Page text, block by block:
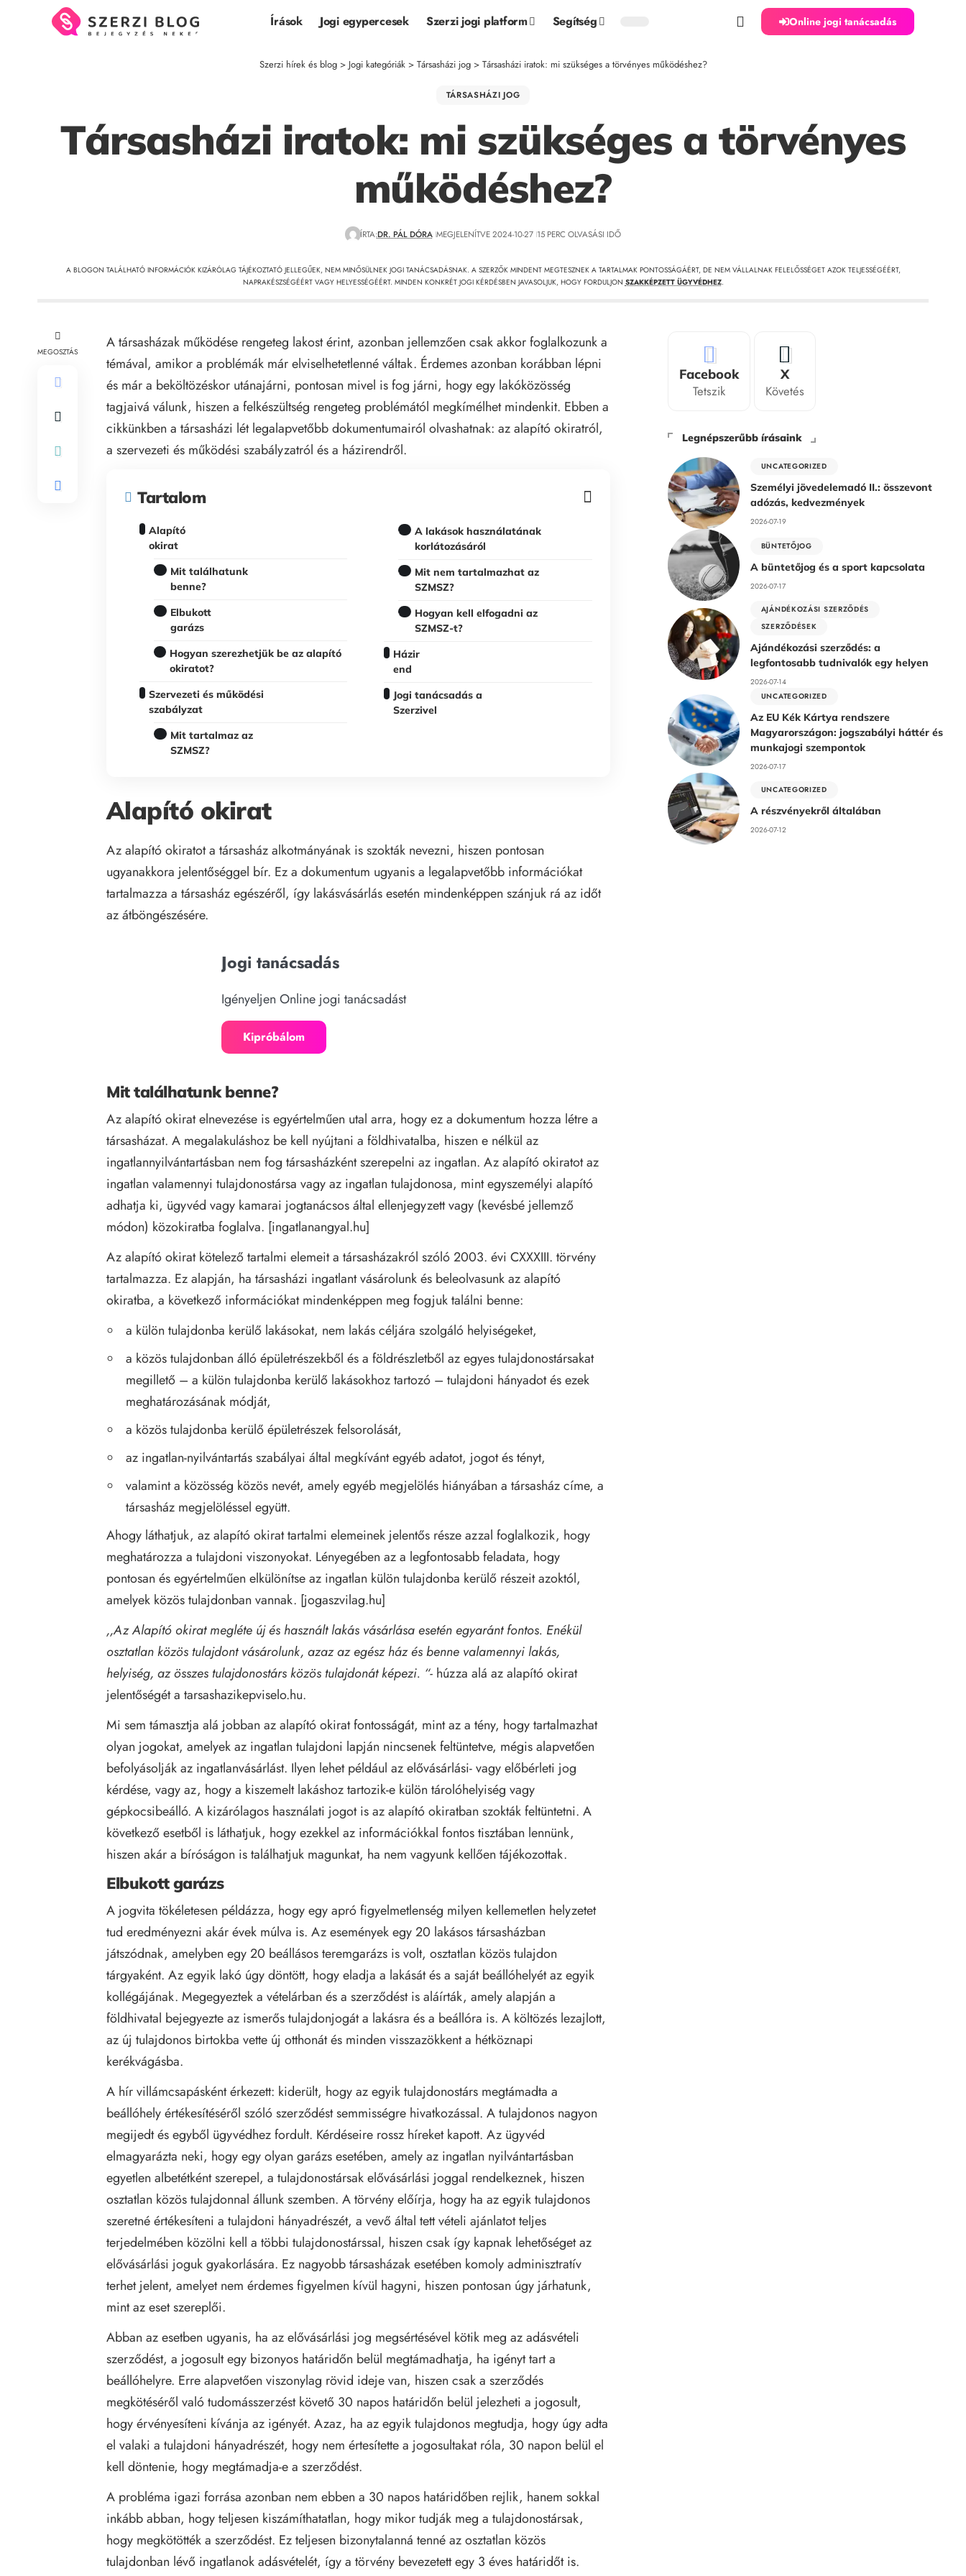
Írások Jogi egypercesek Szerzi jogi platform Segítség Online jogi tanácsadás
Szerzi hírek és blog> Jogi kategóriák> Társasházi jog> Társasházi iratok: mi szükséges a törvényes működéshez?
TÁRSASHÁZI JOG
Társasházi iratok: mi szükséges a törvényes
működéshez?
ÍRTA:DR. PÁL DÓRA MEGJELENÍTVE 2024-10-27 15 PERC OLVASÁSI IDŐ
A BLOGON TALÁLHATÓ INFORMÁCIÓK KIZÁRÓLAG TÁJÉKOZTATÓ JELLEGŰEK, NEM MINŐSÜLNEK JOGI TANÁCSADÁSNAK. A SZERZŐK MINDENT MEGTESZNEK A TARTALMAK PONTOSSÁGÁÉRT, DE NEM VÁLLALNAK FELELŐSSÉGET AZOK TELJESSÉGÉÉRT,
NAPRAKÉSZSÉGÉÉRT VAGY HELYESSÉGÉÉRT. MINDEN KONKRÉT JOGI KÉRDÉSBEN JAVASOLJUK, HOGY FORDULJON SZAKKÉPZETT ÜGYVÉDHEZ.
MEGOSZTÁS
A társasházak működése rengeteg lakost érint, azonban jellemzően csak akkor foglalkozunk a
témával, amikor a problémák már elviselhetetlenné váltak. Érdemes azonban korábban lépni
és már a beköltözéskor utánajárni, pontosan mivel is fog járni, hogy egy lakóközösség
tagjaivá válunk, hiszen a felkészültség rengeteg problémától megkímélhet mindenkit. Ebben a
cikkünkben a társasházi lét legalapvetőbb dokumentumairól olvashatnak: az alapító okiratról,
a szervezeti és működési szabályzatról és a házirendről.
Tartalom
Alapító
okirat
Mit találhatunk
benne?
Elbukott
garázs
Hogyan szerezhetjük be az alapító
okiratot?
Szervezeti és működési
szabályzat
Mit tartalmaz az
SZMSZ?
A lakások használatának
korlátozásáról
Mit nem tartalmazhat az
SZMSZ?
Hogyan kell elfogadni az
SZMSZ-t?
Házir
end
Jogi tanácsadás a
Szerzivel
Alapító okirat
Az alapító okiratot a társasház alkotmányának is szokták nevezni, hiszen pontosan
ugyanakkora jelentőséggel bír. Ez a dokumentum ugyanis a legalapvetőbb információkat
tartalmazza a társasház egészéről, így lakásvásárlás esetén mindenképpen szánjuk rá az időt
az átböngészésére.
Jogi tanácsadás
Igényeljen Online jogi tanácsadást
Kipróbálom
Mit találhatunk benne?
Az alapító okirat elnevezése is egyértelműen utal arra, hogy ez a dokumentum hozza létre a
társasházat. A megalakuláshoz be kell nyújtani a földhivatalba, hiszen e nélkül az
ingatlannyilvántartásban nem fog társasházként szerepelni az ingatlan. Az alapító okiratot az
ingatlan valamennyi tulajdonostársa vagy az ingatlan tulajdonosa, mint egyszemélyi alapító
adhatja ki, ügyvéd vagy kamarai jogtanácsos által ellenjegyzett vagy (kevésbé jellemző
módon) közokiratba foglalva. [ingatlanangyal.hu]
Az alapító okirat kötelező tartalmi elemeit a társasházakról szóló2003. évi CXXXIII. törvény
tartalmazza. Ez alapján, ha társasházi ingatlant vásárolunk és beleolvasunk az alapító
okiratba, a következő információkat mindenképpen meg fogjuk találni benne:
a külön tulajdonba kerülő lakásokat, nem lakás céljára szolgáló helyiségeket,
a közös tulajdonban álló épületrészekből és a földrészletből az egyes tulajdonostársakat
megillető – a külön tulajdonba kerülő lakásokhoz tartozó – tulajdoni hányadot és ezek
meghatározásának módját,
a közös tulajdonba kerülő épületrészek felsorolását,
az ingatlan-nyilvántartás szabályai által megkívánt egyéb adatot, jogot és tényt,
valamint a közösség közös nevét, amely egyéb megjelölés hiányában a társasház címe, a
társasház megjelöléssel együtt.
Ahogy láthatjuk, az alapító okirat tartalmi elemeinek jelentős része azzal foglalkozik, hogy
meghatározza a tulajdoni viszonyokat. Lényegében az a legfontosabb feladata, hogy
pontosan és egyértelműen elkülönítse az ingatlan külön tulajdonba kerülő részeit azoktól,
amelyek közös tulajdonban vannak. [jogaszvilag.hu]
,,Az Alapító okirat megléte új és használt lakás vásárlása esetén egyaránt fontos. Enékül
osztatlan közös tulajdont vásárolunk, azaz az egész ház és benne valamennyi lakás,
helyiség, az összes tulajdonostárs közös tulajdonát képezi. “- húzza alá az alapító okirat
jelentőségét a tarsashazikepviselo.hu.
Mi sem támasztja alá jobban az alapító okirat fontosságát, mint az a tény, hogy tartalmazhat
olyan jogokat, amelyek az ingatlan tulajdoni lapján nincsenek feltüntetve, mégis alapvetően
befolyásolják az ingatlanvásárlást. Ilyen lehet például az elővásárlási- vagy előbérleti jog
kérdése, vagy az, hogy a kiszemelt lakáshoz tartozik-e külön tárolóhelyiség vagy
gépkocsibeálló. A kizárólagos használati jogot is az alapító okiratban szokták feltüntetni. A
következő esetből is láthatjuk, hogy ezekkel az információkkal fontos tisztában lennünk,
hiszen akár a bíróságon is találhatjuk magunkat, ha nem vagyunk kellően tájékozottak.
Elbukott garázs
A jogvita tökéletesen példázza, hogy egy apró figyelmetlenség milyen kellemetlen helyzetet
tud eredményezni akár évek múlva is. Az események egy 20 lakásos társasházban
játszódnak, amelyben egy 20 beállásos teremgarázs is volt, osztatlan közös tulajdon
tárgyaként. Az egyik lakó úgy döntött, hogy eladja a lakását és a saját beállóhelyét az egyik
kollégájának. Megegyeztek a vételárban és a szerződést is aláírták, amely alapján a
földhivatal bejegyezte az ismerős tulajdonjogát a lakásra és a beállóra is. A költözés lezajlott,
az új tulajdonos birtokba vette új otthonát és minden visszazökkent a hétköznapi
kerékvágásba.
A hír villámcsapásként érkezett: kiderült, hogy az egyik tulajdonostárs megtámadta a
beállóhely értékesítéséről szóló szerződést semmisségre hivatkozással. A tulajdonos nagyon
megijedt és egyből ügyvédhez fordult. Kérdéseire rossz híreket kapott. Az ügyvéd
elmagyarázta neki, hogy egy olyan garázs esetében, amely az ingatlan nyilvántartásban
egyetlen albetétként szerepel, a tulajdonostársak elővásárlási joggal rendelkeznek, hiszen
osztatlan közös tulajdonnal állunk szemben. A törvény előírja, hogy ha az egyik tulajdonos
szeretné értékesíteni a tulajdoni hányadrészét, a vevő által tett vételi ajánlatot teljes
terjedelmében közölni kell a többi tulajdonostárssal, hiszen csak így kapnak lehetőséget az
elővásárlási joguk gyakorlására. Ez nagyobb társasházak esetében komoly adminisztratív
terhet jelent, amelyet nem érdemes figyelmen kívül hagyni, hiszen pontosan úgy járhatunk,
mint az eset szereplői.
Abban az esetben ugyanis, ha az elővásárlási jog megsértésével kötik meg az adásvételi
szerződést, a jogosult egy bizonyos határidőn belül megtámadhatja, ha igényt tart a
beállóhelyre. Erre alapvetően viszonylag rövid ideje van, hiszen csak a szerződés
megkötéséről való tudomásszerzést követő 30 napos határidőn belül jelezheti a jogosult,
hogy érvényesíteni kívánja az igényét. Azaz, ha az egyik tulajdonos megtudja, hogy úgy adta
el valaki a tulajdoni hányadrészét, hogy nem értesítette a jogosultakat róla, 30 napon belül el
kell döntenie, hogy megtámadja-e a szerződést.
A probléma igazi forrása azonban nem ebben a 30 napos határidőben rejlik, hanem sokkal
inkább abban, hogy teljesen kiszámíthatatlan, hogy mikor tudják meg a tulajdonostársak,
hogy megkötötték a szerződést. Ez teljesen bizonytalanná tenné az osztatlan közös
tulajdonban lévő ingatlanok adásvételét, így a törvény bevezetett egy 3 éves határidőt is.
Facebook
Tetszik
X
Követés
Legnépszerűbb írásaink
UNCATEGORIZED
Személyi jövedelemadó II.: összevont
adózás, kedvezmények
2026-07-19
BÜNTETŐJOG
A büntetőjog és a sport kapcsolata
2026-07-17
AJÁNDÉKOZÁSI SZERZŐDÉS
SZERZŐDÉSEK
Ajándékozási szerződés: a
legfontosabb tudnivalók egy helyen
2026-07-14
UNCATEGORIZED
Az EU Kék Kártya rendszere
Magyarországon: jogszabályi háttér és
munkajogi szempontok
2026-07-17
UNCATEGORIZED
A részvényekről általában
2026-07-12